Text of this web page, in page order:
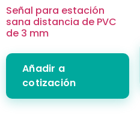
Señal para estación
sana distancia de PVC
de 3 mm
Añadir a
cotización